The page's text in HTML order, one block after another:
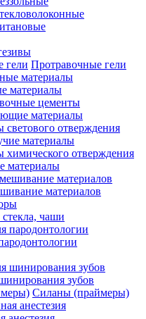
Протравочные гели
материалы
цементы
материалы
светового отверждения
материалы
химического отверждения
материалы
материалов
чаши
зубов
Силаны (праймеры)